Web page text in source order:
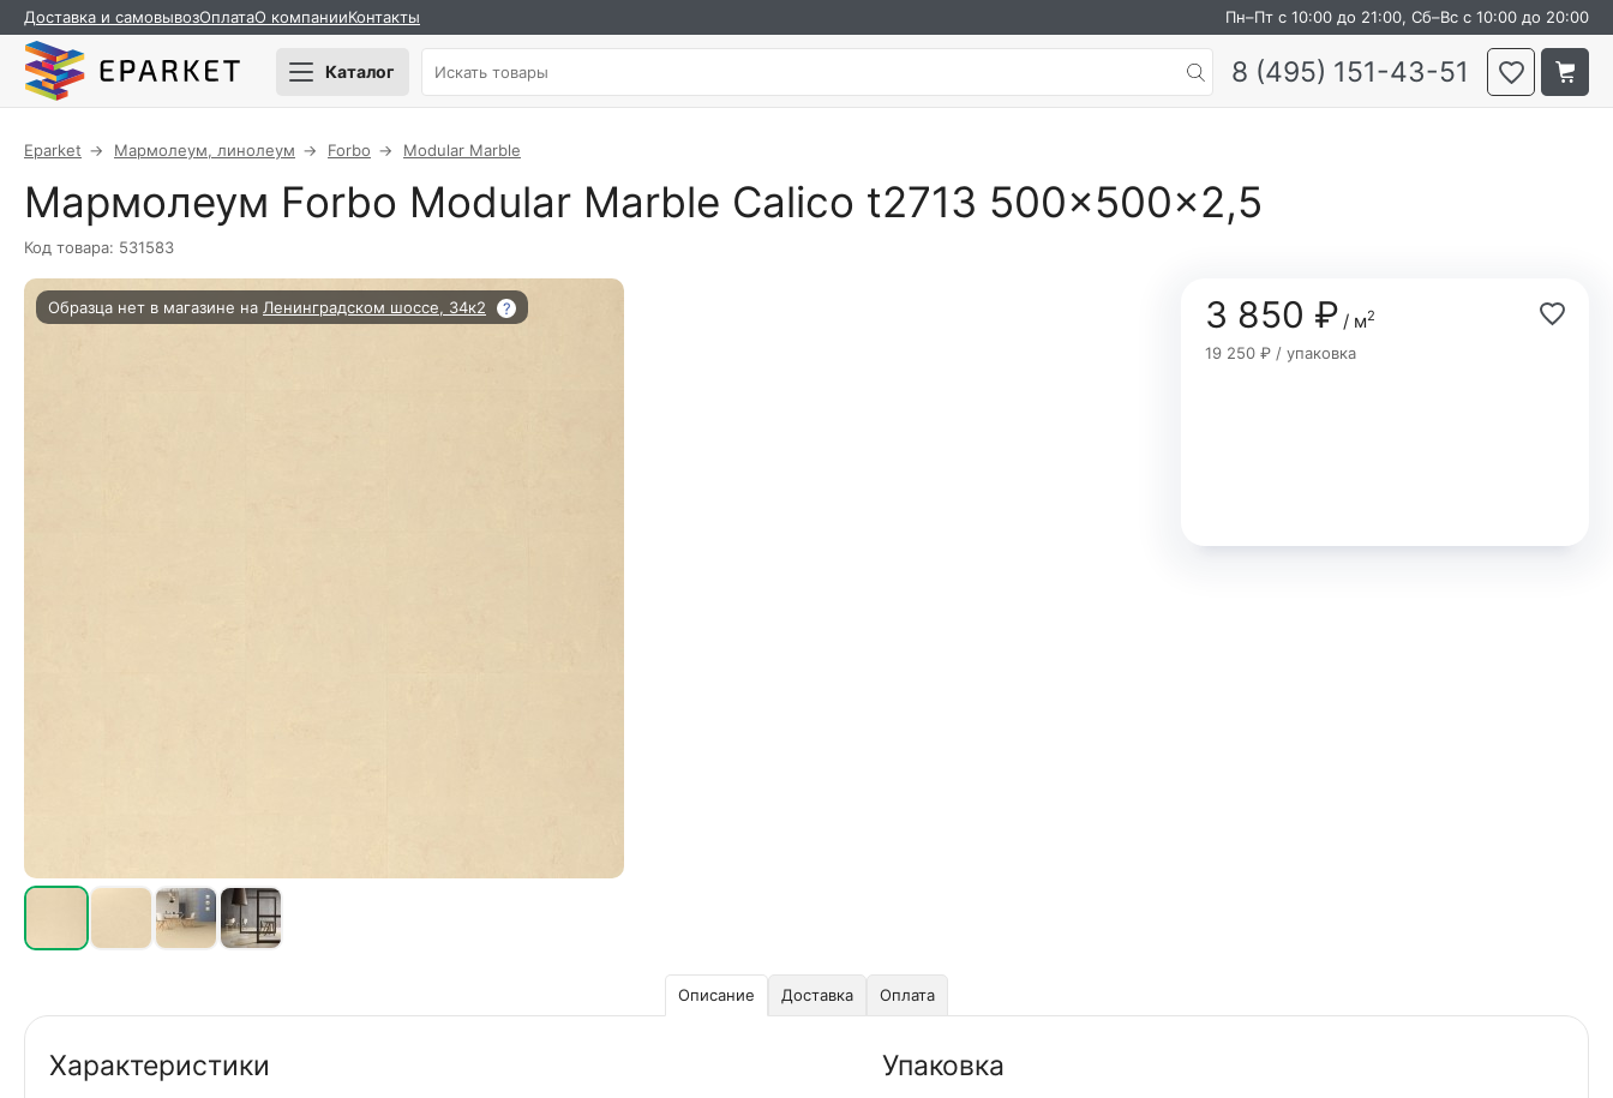
Доставка и самовывозОплатаО компанииКонтакты Пн–Пт с 10:00 до 21:00, Сб–Вс с 10:00 до 20:00
Каталог 8 (495) 151-43-51
Eparket Мармолеум, линолеум Forbo Modular Marble
Мармолеум Forbo Modular Marble Calico t2713 500×500×2,5
Код товара: 531583
Образца нет в магазине на Ленинградском шоссе, 34к2 ? 3 850 ₽/ м2
19 250 ₽ / упаковка
Описание Доставка Оплата
Характеристики Упаковка